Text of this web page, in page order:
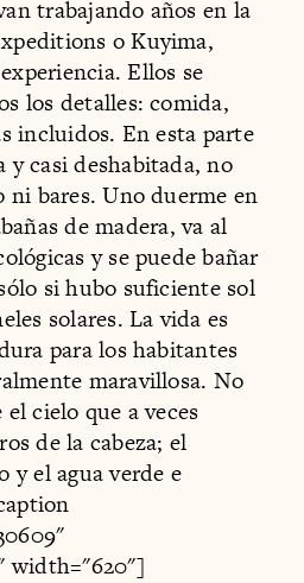
trabajando años en la
o Kuyima,
Ellos se
los detalles: comida,
incluidos. En esta parte
y casi deshabitada, no
ni bares. Uno duerme en
de madera, va al
y se puede bañar
si hubo suficiente sol
solares. La vida es
para los habitantes
maravillosa. No
cielo que a veces
de la cabeza; el
y el agua verde e
width="620"]